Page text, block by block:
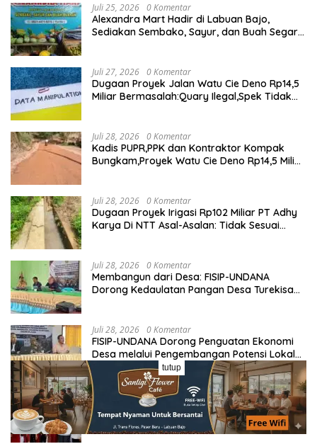
Juli 25, 2026 0 Komentar
Alexandra Mart Hadir di Labuan Bajo,
Sediakan Sembako, Sayur, dan Buah Segar
Juli 27, 2026 0 Komentar
Dugaan Proyek Jalan Watu Cie Deno Rp14,5
Miliar Bermasalah:Quary Ilegal,Spek Tidak
Juli 28, 2026 0 Komentar
Kadis PUPR,PPK dan Kontraktor Kompak
Bungkam,Proyek Watu Cie Deno Rp14,5 Miliar
Juli 28, 2026 0 Komentar
Dugaan Proyek Irigasi Rp102 Miliar PT Adhy
Karya Di NTT Asal-Asalan: Tidak Sesuai
Juli 28, 2026 0 Komentar
Membangun dari Desa: FISIP-UNDANA
Dorong Kedaulatan Pangan Desa Turekisa
Juli 28, 2026 0 Komentar
FISIP-UNDANA Dorong Penguatan Ekonomi
Desa melalui Pengembangan Potensi Lokal
dan Kelembagaan BUMDes di Kelurahan
Mangulewa
Juli 11, 2026 0 Komentar
Dukung Kongres dan MPA PMKRI di Ruteng,
Dinkes Manggarai Siapkan Layanan
Kesehatan Gratis
tutup